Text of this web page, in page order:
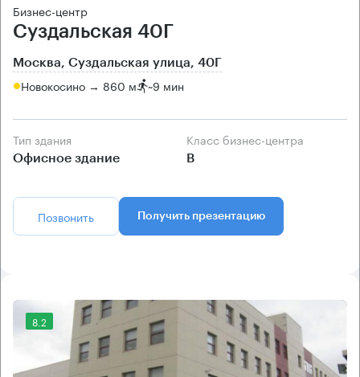
Бизнес-центр
Суздальская 40Г
Москва, Суздальская улица, 40Г
Новокосино → 860 м ~9 мин
Тип здания
Офисное здание
Класс бизнес-центра
B
Позвонить Получить презентацию
8.2